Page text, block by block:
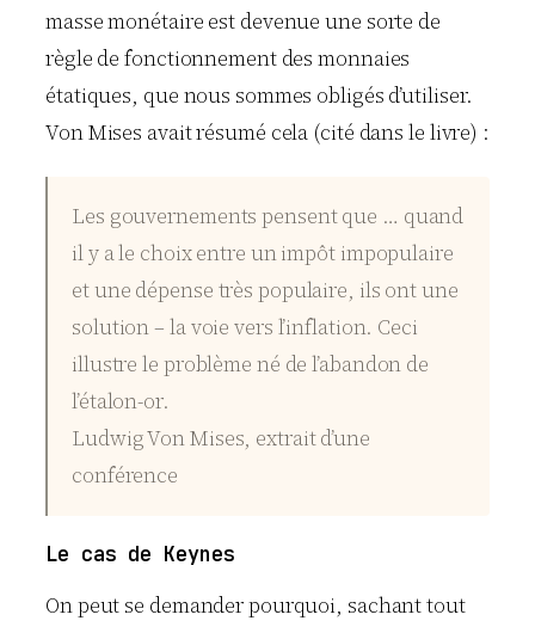
masse monétaire est devenue une sorte de
règle de fonctionnement des monnaies
étatiques, que nous sommes obligés d’utiliser.
Von Mises avait résumé cela (cité dans le livre) :
Les gouvernements pensent que … quand
il y a le choix entre un impôt impopulaire
et une dépense très populaire, ils ont une
solution – la voie vers l’inflation. Ceci
illustre le problème né de l’abandon de
l’étalon-or.
Ludwig Von Mises, extrait d’une
conférence
Le cas de Keynes
On peut se demander pourquoi, sachant tout